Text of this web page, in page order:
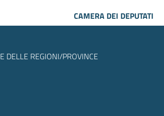
CAMERA DEI DEPUTATI
DELLE REGIONI/PROVINCE